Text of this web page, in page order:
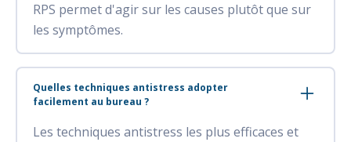
RPS permet d'agir sur les causes plutôt que sur
les symptômes.
Quelles techniques antistress adopter
facilement au bureau ?
Les techniques antistress les plus efficaces et